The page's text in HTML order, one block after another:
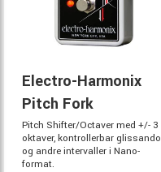
Electro-Harmonix
Pitch Fork
Pitch Shifter/Octaver med +/- 3
oktaver, kontrollerbar glissando
og andre intervaller i Nano-
format.